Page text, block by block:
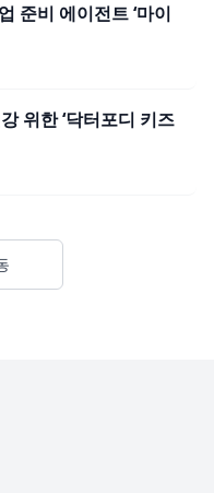
준비 에이전트 ‘마이
위한 ‘닥터포디 키즈